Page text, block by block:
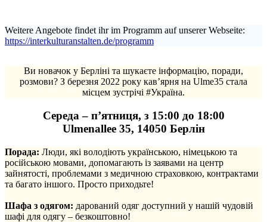
Weitere Angebote findet ihr im Programm auf unserer Webseite:
https://interkulturanstalten.de/programm
Ви новачок у Берліні та шукаєте інформацію, поради,
розмови? З березня 2022 року кав’ярня на Ulme35 стала
місцем зустрічі #Україна.
Середа – п’ятниця, з 15:00 до 18:00
Ulmenallee 35, 14050 Берлін
Порада: Люди, які володіють українською, німецькою та
російською мовами, допомагають із заявами на центр
зайнятості, проблемами з медичною страховкою, контрактами
та багато іншого. Просто приходьте!
Шафа з одягом: дарований одяг доступний у нашій чудовій
шафі для одягу – безкоштовно!